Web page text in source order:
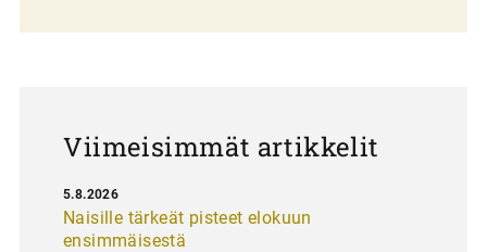
Viimeisimmät artikkelit
Naisille tärkeät pisteet elokuun
ensimmäisestä
5.8.2026